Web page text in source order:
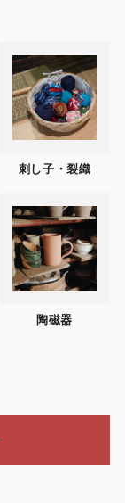
刺し子・裂織
陶磁器